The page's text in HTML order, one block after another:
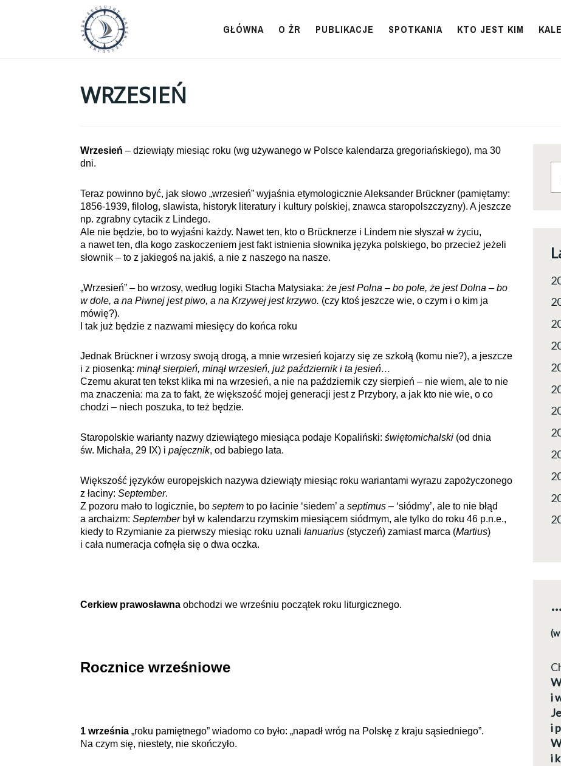
GŁÓWNA O ŻR PUBLIKACJE SPOTKANIA KTO JEST KIM
WRZESIEŃ
Wrzesień – dziewiąty miesiąc roku (wg używanego w Polsce kalendarza gregoriańskiego), ma 30
dni.
Teraz powinno być, jak słowo „wrzesień” wyjaśnia etymologicznie Aleksander Brückner (pamiętamy:
1856-1939, filolog, slawista, historyk literatury i kultury polskiej, znawca staropolszczyzny). A jeszcze
np. zgrabny cytacik z Lindego.
Ale nie będzie, bo to wyjaśni każdy. Nawet ten, kto o Brücknerze i Lindem nie słyszał w życiu,
a nawet ten, dla kogo zaskoczeniem jest fakt istnienia słownika języka polskiego, bo przecież jeżeli
słownik – to z jakiegoś na jakiś, a nie z naszego na nasze.
„Wrzesień” – bo wrzosy, według logiki Stacha Matysiaka: że jest Polna – bo pole, że jest Dolna – bo
w dole, a na Piwnej jest piwo, a na Krzywej jest krzywo. (czy ktoś jeszcze wie, o czym i o kim ja
mówię?).
I tak już będzie z nazwami miesięcy do końca roku
Jednak Brückner i wrzosy swoją drogą, a mnie wrzesień kojarzy się ze szkołą (komu nie?), a jeszcze
i z piosenką: minął sierpień, minął wrzesień, już październik i ta jesień…
Czemu akurat ten tekst klika mi na wrzesień, a nie na październik czy sierpień – nie wiem, ale to nie
ma znaczenia: ma za to fakt, że większość mojej generacji jest z Przybory, a jak kto nie wie, o co
chodzi – niech poszuka, to też będzie.
Staropolskie warianty nazwy dziewiątego miesiąca podaje Kopaliński: świętomichalski (od dnia
św. Michała, 29 IX) i pajęcznik, od babiego lata.
Większość języków europejskich nazywa dziewiąty miesiąc roku wariantami wyrazu zapożyczonego
z łaciny: September.
Z pozoru mało to logicznie, bo septem to po łacinie ‘siedem’ a septimus – ‘siódmy’, ale to nie błąd
a archaizm: Septemberbył w kalendarzu rzymskim miesiącem siódmym, ale tylko do roku 46 p.n.e.,
kiedy to Rzymianie za pierwszy miesiąc roku uznali Ianuarius (styczeń) zamiast marca (Martius)
i cała numeracja cofnęła się o dwa oczka.
Cerkiew prawosławna obchodzi we wrześniu początek roku liturgicznego.
Rocznice wrześniowe
1 września „roku pamiętnego” wiadomo co było: „napadł wróg na Polskę z kraju sąsiedniego”.
Na czym się, niestety, nie skończyło.
(w
i
i
i